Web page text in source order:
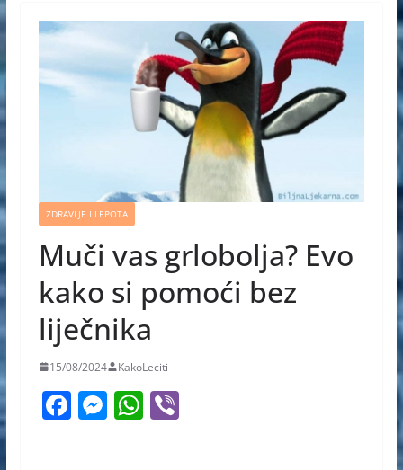
ZDRAVLJE I LEPOTA
Muči vas grlobolja? Evo
kako si pomoći bez
liječnika
15/08/2024 KakoLeciti
F M W Vi